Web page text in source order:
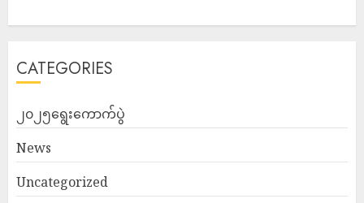
CATEGORIES
၂၀၂၅ရွေးကောက်ပွဲ
News
Uncategorized